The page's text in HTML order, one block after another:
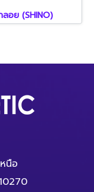
อย (SHINO)
นือ